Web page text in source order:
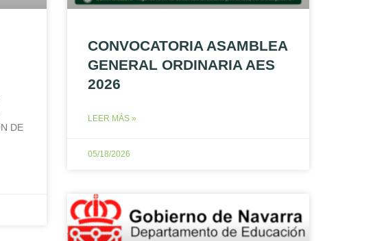
DE
CONVOCATORIA ASAMBLEA
GENERAL ORDINARIA AES
2026
LEER MÁS »
05/18/2026